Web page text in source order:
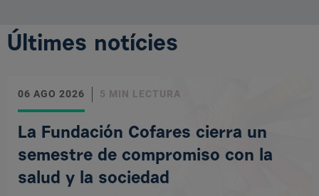
Últimes notícies
06 AGO 2026 5 MIN LECTURA
La Fundación Cofares cierra un
semestre de compromiso con la
salud y la sociedad